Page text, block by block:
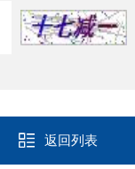
返回列表